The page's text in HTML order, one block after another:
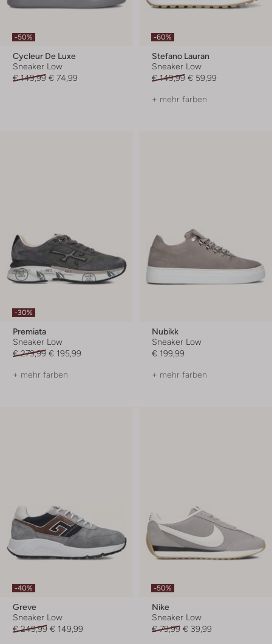
-50%
Cycleur De Luxe
Sneaker Low
€ 149,99 € 74,99
-60%
Stefano Lauran
Sneaker Low
€ 149,99 € 59,99
+ mehr farben
-30%
Premiata
Sneaker Low
€ 279,99 € 195,99
+ mehr farben
Nubikk
Sneaker Low
€ 199,99
+ mehr farben
-40%
Greve
Sneaker Low
€ 249,99 € 149,99
-50%
Nike
Sneaker Low
€ 79,99 € 39,99